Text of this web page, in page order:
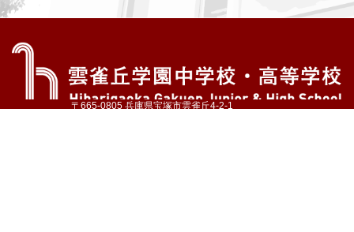
〒665-0805 兵庫県宝塚市雲雀丘4-2-1